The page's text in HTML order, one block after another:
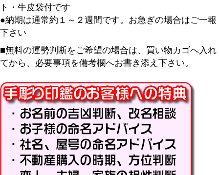
ト・牛皮袋付です
●納期は通常約１～２週間です。お急ぎの場合はご一報
下さい
■無料の運勢判断をご希望の場合は、買い物カゴへ入れ
てから、必要事項を備考欄へお書き添え下さい。
キーワード
価格
〜